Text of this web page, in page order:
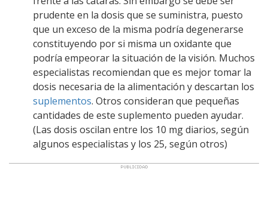
prudente en la dosis que se suministra, puesto
que un exceso de la misma podría degenerarse
constituyendo por si misma un oxidante que
podría empeorar la situación de la visión. Muchos
especialistas recomiendan que es mejor tomar la
dosis necesaria de la alimentación y descartan los
suplementos. Otros consideran que pequeñas
cantidades de este suplemento pueden ayudar.
(Las dosis oscilan entre los 10 mg diarios, según
algunos especialistas y los 25, según otros)